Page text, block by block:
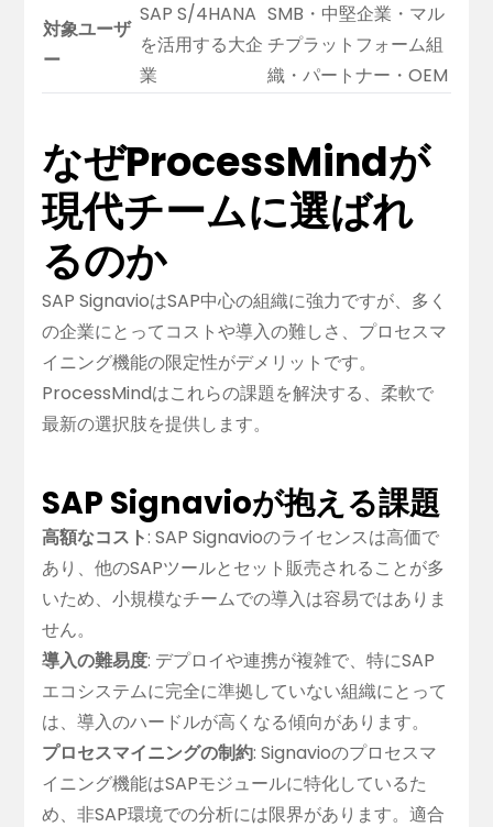
対象ユーザ
ー
SAP S/4HANA
を活用する大企
業
SMB・中堅企業・マル
チプラットフォーム組
織・パートナー・OEM
なぜProcessMindが
現代チームに選ばれ
るのか
SAP SignavioはSAP中心の組織に強力ですが、多く
の企業にとってコストや導入の難しさ、プロセスマ
イニング機能の限定性がデメリットです。
ProcessMindはこれらの課題を解決する、柔軟で
最新の選択肢を提供します。
SAP Signavioが抱える課題
高額なコスト: SAP Signavioのライセンスは高価で
あり、他のSAPツールとセット販売されることが多
いため、小規模なチームでの導入は容易ではありま
せん。
導入の難易度: デプロイや連携が複雑で、特にSAP
エコシステムに完全に準拠していない組織にとって
は、導入のハードルが高くなる傾向があります。
プロセスマイニングの制約: Signavioのプロセスマ
イニング機能はSAPモジュールに特化しているた
め、非SAP環境での分析には限界があります。適合